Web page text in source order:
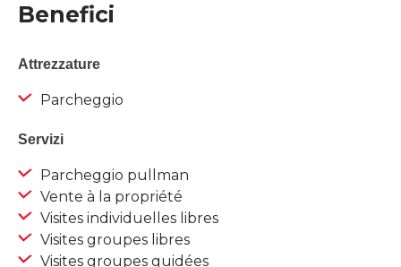
Benefici
Attrezzature
Parcheggio
Servizi
Parcheggio pullman
Vente à la propriété
Visites individuelles libres
Visites groupes libres
Visites groupes guidées